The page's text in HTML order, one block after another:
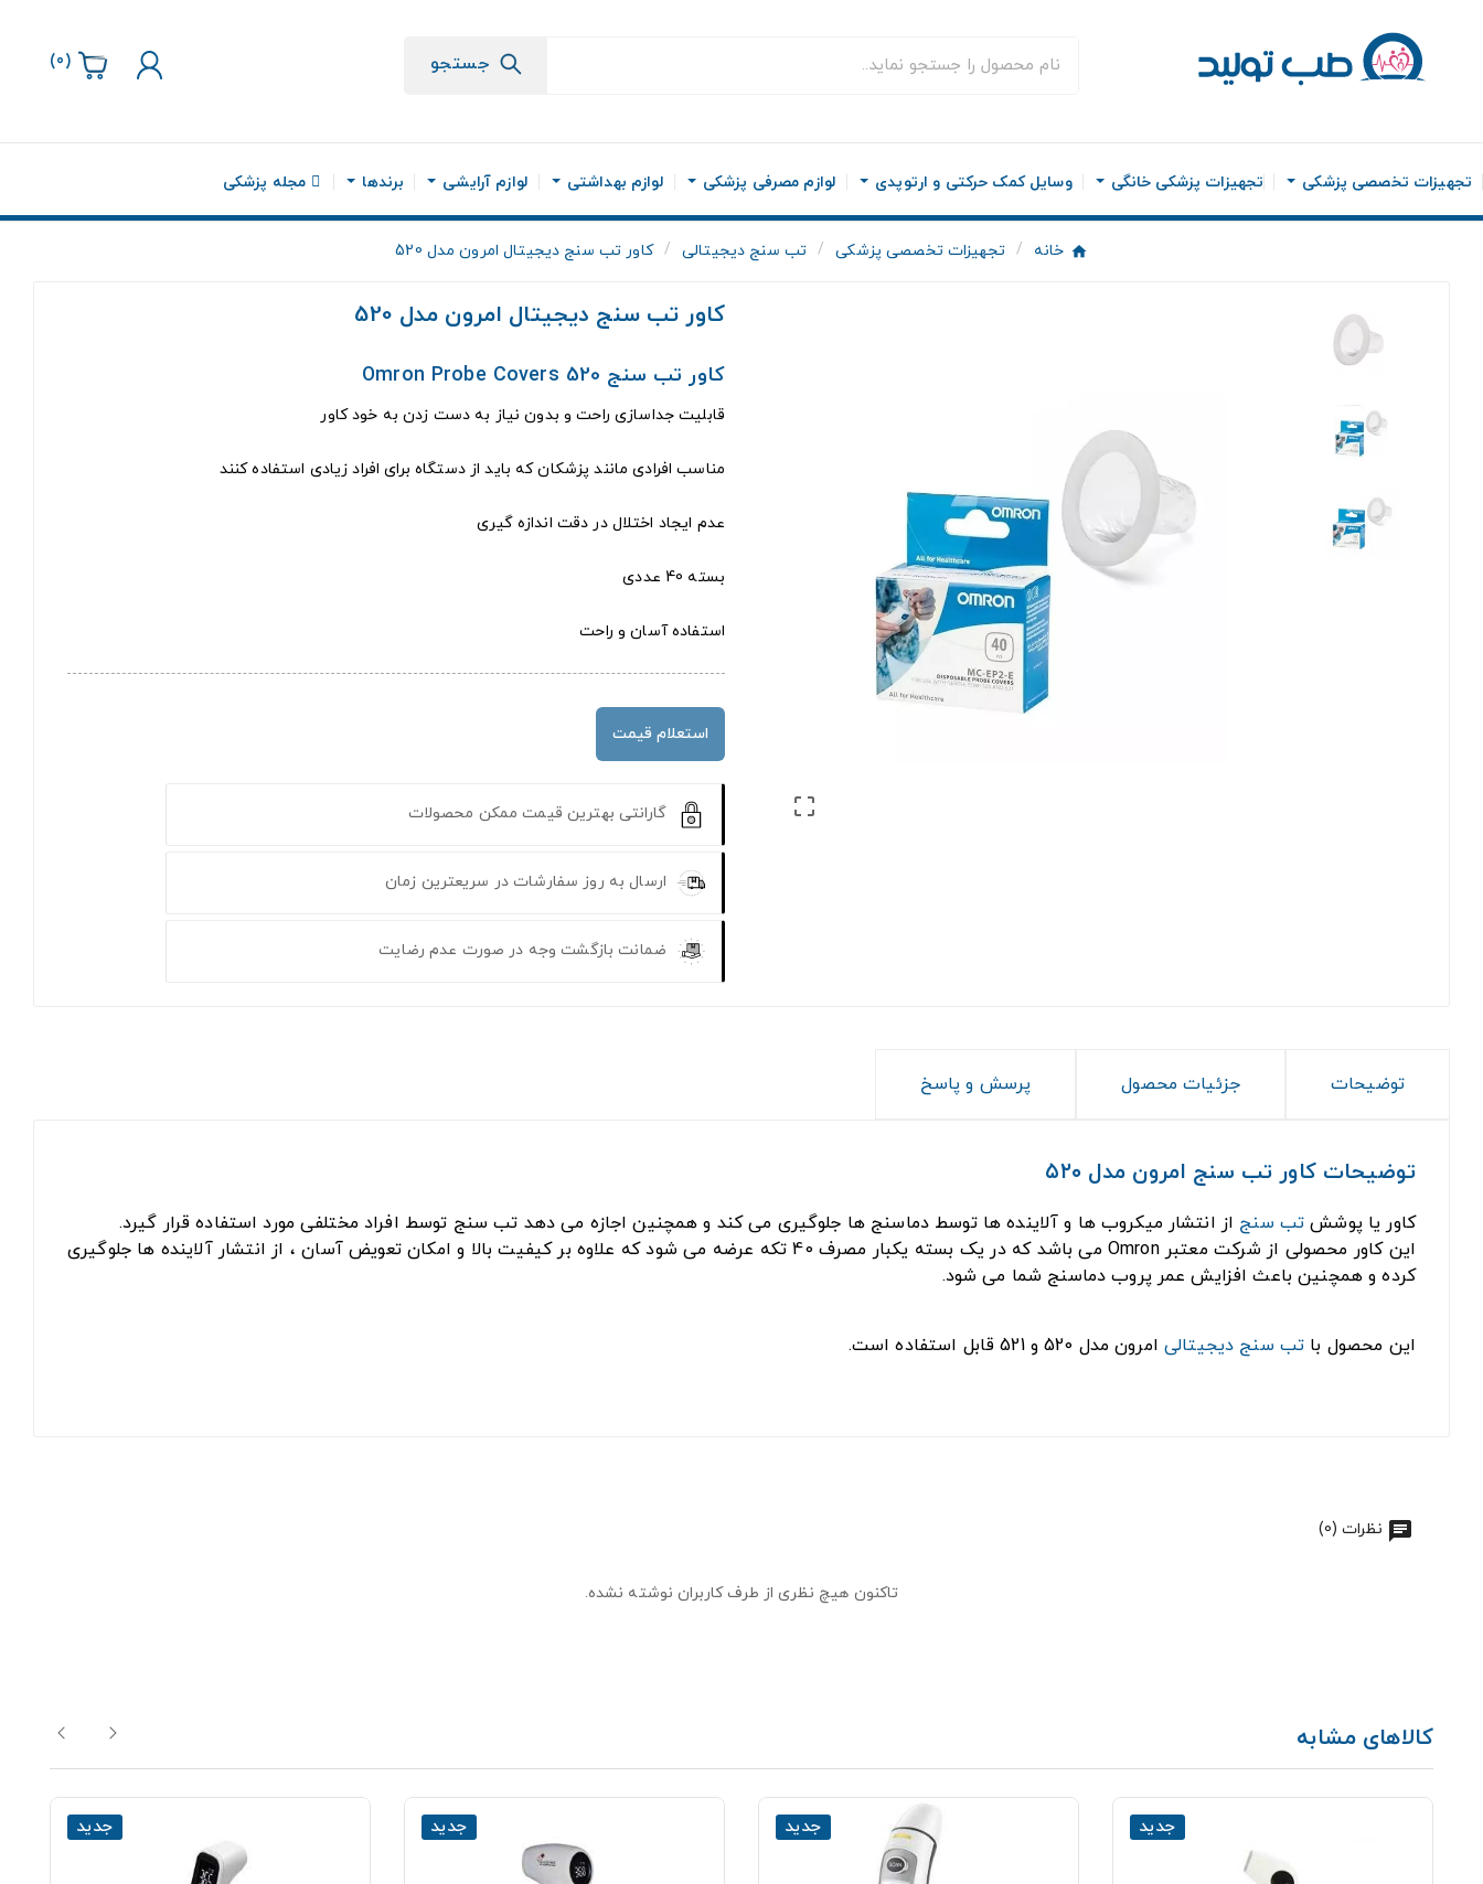
جستجو (
0
)
تجهیزات تخصصی پزشکی تجهیزات پزشکی خانگی وسایل کمک حرکتی و ارتوپدی لوازم مصرفی پزشکی لوازم بهداشتی لوازم آرایشی برندها مجله پزشکی
خانه تجهیزات تخصصی پزشکی تب سنج دیجیتالی کاور تب سنج دیجیتال امرون مدل 520

کاور تب سنج دیجیتال امرون مدل 520
کاور تب سنج Omron Probe Covers 520
قابلیت جداسازی راحت و بدون نیاز به دست زدن به خود کاور
مناسب افرادی مانند پزشکان که باید از دستگاه برای افراد زیادی استفاده کنند
عدم ایجاد اختلال در دقت اندازه گیری
بسته 40 عددی
استفاده آسان و راحت
استعلام قیمت
گارانتی بهترین قیمت ممکن محصولات
ارسال به روز سفارشات در سریعترین زمان
ضمانت بازگشت وجه در صورت عدم رضایت
توضیحات جزئیات محصول پرسش و پاسخ
توضیحات کاور تب سنج امرون مدل ۵۲۰
کاور یا پوشش تب سنج از انتشار میکروب ها و آلاینده ها توسط دماسنج ها جلوگیری می کند و همچنین اجازه می دهد تب سنج توسط افراد مختلفی مورد استفاده قرار گیرد.
این کاور محصولی از شرکت معتبر Omron می باشد که در یک بسته یکبار مصرف 40 تکه عرضه می شود که علاوه بر کیفیت بالا و امکان تعویض آسان ، از انتشار آلاینده ها جلوگیری
کرده و همچنین باعث افزایش عمر پروب دماسنج شما می شود.
این محصول با تب سنج دیجیتالیامرون مدل 520 و 521 قابل استفاده است.
نظرات (0)
تاکنون هیچ نظری از طرف کاربران نوشته نشده.
کالاهای مشابه
جدید جدید جدید جدید